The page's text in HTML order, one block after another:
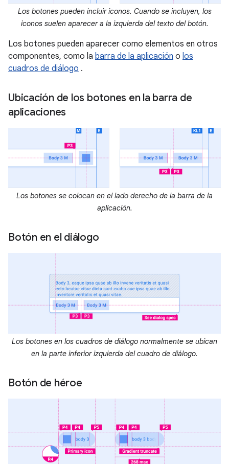
Los botones pueden incluir iconos. Cuando se incluyen, los
iconos suelen aparecer a la izquierda del texto del botón.
Los botones pueden aparecer como elementos en otros
componentes, como la barra de la aplicación o los
cuadros de diálogo .
Ubicación de los botones en la barra de
aplicaciones
Los botones se colocan en el lado derecho de la barra de la
aplicación.
Botón en el diálogo
Los botones en los cuadros de diálogo normalmente se ubican
en la parte inferior izquierda del cuadro de diálogo.
Botón de héroe